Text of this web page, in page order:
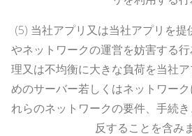
(5) 当社アプリ又は当社アプリを
やネットワークの運営を妨害する
理又は不均衡に大きな負荷を当社
めのサーバー若しくはネットワー
れらのネットワークの要件、手続
反することを含み